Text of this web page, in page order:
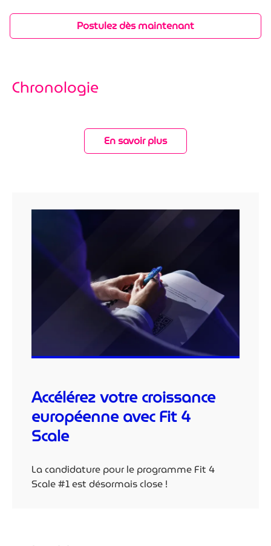
Postulez dès maintenant
Chronologie
En savoir plus
Accélérez votre croissance
européenne avec Fit 4
Scale
La candidature pour le programme Fit 4
Scale #1 est désormais close !